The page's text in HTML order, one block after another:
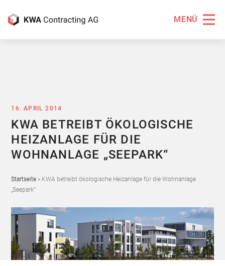
16. APRIL 2014
KWA BETREIBT ÖKOLOGISCHE
HEIZANLAGE FÜR DIE
WOHNANLAGE „SEEPARK“
Startseite » KWA betreibt ökologische Heizanlage für die Wohnanlage
„Seepark“
MENÜ